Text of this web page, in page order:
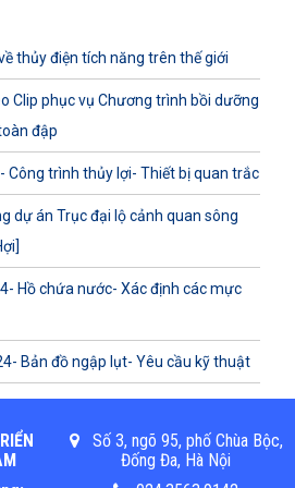
thủy điện tích năng trên thế giới
Clip phục vụ Chương trình bồi dưỡng
đập
Công trình thủy lợi- Thiết bị quan trắc
dự án Trục đại lộ cảnh quan sông
Hồ chứa nước- Xác định các mực
Bản đồ ngập lụt- Yêu cầu kỹ thuật
Số 3, ngõ 95, phố Chùa Bộc,
Đống Đa, Hà Nội